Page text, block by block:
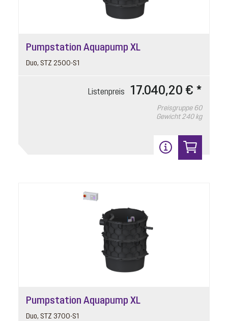
Pumpstation Aquapump XL
Duo, STZ 2500-S1
Listenpreis 17.040,20 € *
Preisgruppe 60
Gewicht 240 kg
Pumpstation Aquapump XL
Duo, STZ 3700-S1